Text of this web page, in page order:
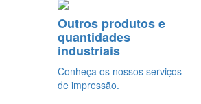
Outros produtos e
quantidades
industriais
Conheça os nossos serviços
de impressão.